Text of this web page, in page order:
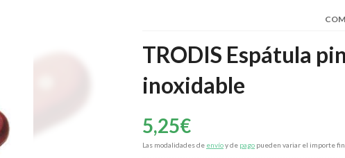
TRODIS Espátula
inoxidable
5,25€
Las modalidades de envíoy de pago pueden variar el importe